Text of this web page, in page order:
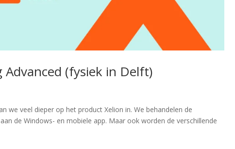
(fysiek in Delft)
we veel dieper op het product Xelion in. We behandelen de
de Windows- en mobiele app. Maar ook worden de verschillende